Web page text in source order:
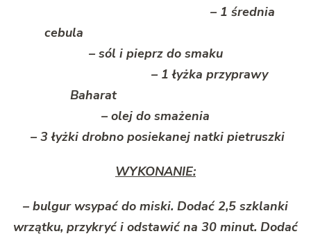
– 1 średnia
cebula
– sól i pieprz do smaku
– 1 łyżka przyprawy
Baharat
– olej do smażenia
– 3 łyżki drobno posiekanej natki pietruszki
WYKONANIE:
– bulgur wsypać do miski. Dodać 2,5 szklanki
wrzątku, przykryć i odstawić na 30 minut. Dodać